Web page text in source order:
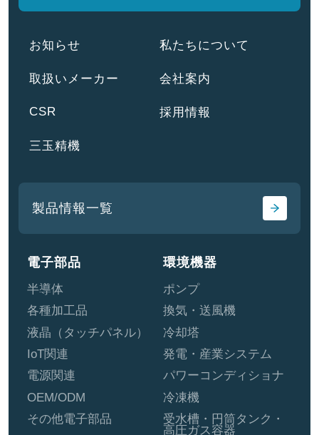
お知らせ 私たちについて
取扱いメーカー 会社案内
CSR 採用情報
三玉精機
製品情報一覧
電子部品
半導体
各種加工品
液晶（タッチパネル）
IoT関連
電源関連
OEM/ODM
その他電子部品
環境機器
ポンプ
換気・送風機
冷却塔
発電・産業システム
パワーコンディショナ
冷凍機
受水槽・円筒タンク・
高圧ガス容器